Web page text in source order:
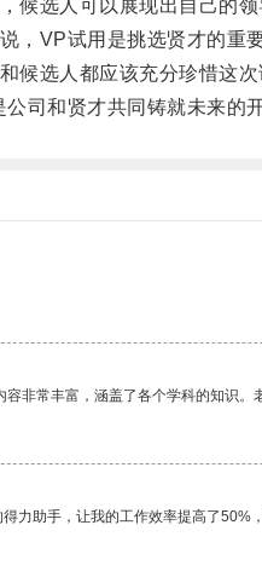
选人可以展现出自己的领
VP试用是挑选贤才的重要
选人都应该充分珍惜这次
和贤才共同铸就未来的开
非常丰富，涵盖了各个学科的知识。
力助手，让我的工作效率提高了50%